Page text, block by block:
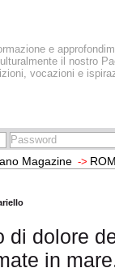
e
il nostro
vocazioni e
Magazine ->
di dolore
in